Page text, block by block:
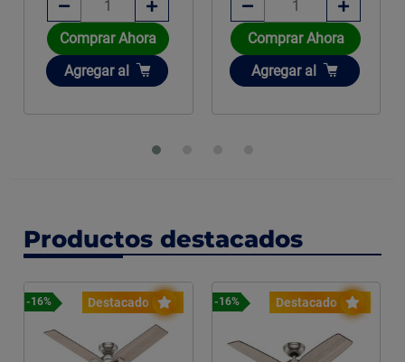
Comprar Ahora
Añadir
Agregar al
Comprar Ahora
Añadir
Agregar al
Productos destacados
Destacado
-16% Destacado
-16%